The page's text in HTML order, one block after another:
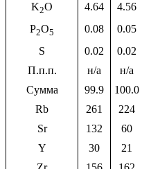
K2O 4.64 4.56
P2O5 0.08 0.05
S
0.02 0.02
П.п.п.
н/а н/а
Сумма
99.9 100.0
Rb
261 224
Sr
132 60
Y
30 21